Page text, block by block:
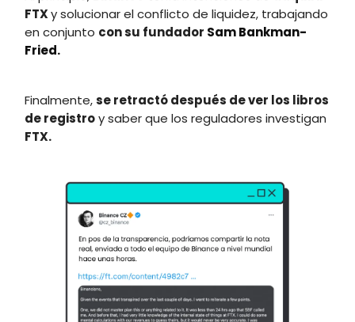
FTXy solucionar el conflicto de liquidez, trabajando
en conjunto con su fundador Sam Bankman-
Fried.
Finalmente,se retractó después de ver los libros
de registroy saber que los reguladores investigan
FTX.